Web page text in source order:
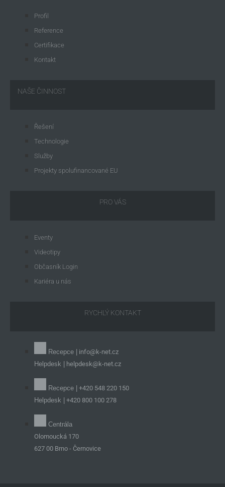
Profil
Reference
Certifikace
Kontakt
NAŠE ČINNOST
Řešení
Technologie
Služby
Projekty spolufinancované EU
PRO VÁS
Eventy
Videotipy
Občasník Login
Kariéra u nás
RYCHLÝ KONTAKT
Recepce |
info@k-net.cz
Helpdesk |
helpdesk@k-net.cz
Recepce |
+420 548 220 150
Helpdesk |
+420 800 100 278
Centrála
Olomoucká 170
627 00 Brno - Černovice